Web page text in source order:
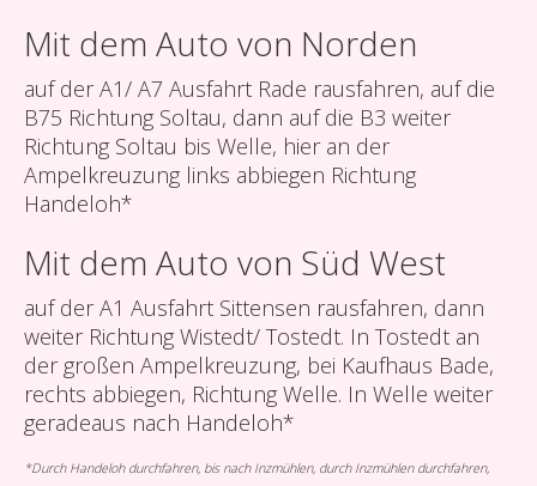
Mit dem Auto von Norden
auf der A1/ A7 Ausfahrt Rade rausfahren, auf die
B75 Richtung Soltau, dann auf die B3 weiter
Richtung Soltau bis Welle, hier an der
Ampelkreuzung links abbiegen Richtung
Handeloh*
Mit dem Auto von Süd West
auf der A1 Ausfahrt Sittensen rausfahren, dann
weiter Richtung Wistedt/ Tostedt. In Tostedt an
der großen Ampelkreuzung, bei Kaufhaus Bade,
rechts abbiegen, Richtung Welle. In Welle weiter
geradeaus nach Handeloh*
*Durch Handeloh durchfahren, bis nach Inzmühlen, durch Inzmühlen durchfahren,